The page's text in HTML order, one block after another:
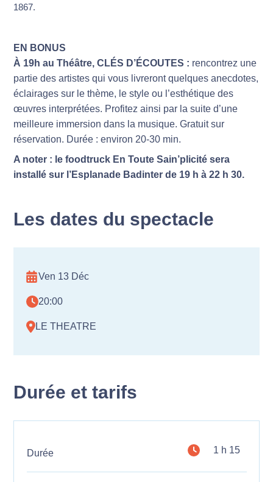
1867.
EN BONUS
À 19h au Théâtre, CLÉS D’ÉCOUTES : rencontrez une
partie des artistes qui vous livreront quelques anecdotes,
éclairages sur le thème, le style ou l’esthétique des
œuvres interprétées. Profitez ainsi par la suite d’une
meilleure immersion dans la musique. Gratuit sur
réservation. Durée : environ 20-30 min.
A noter : le foodtruck En Toute Sain’plicité sera
installé sur l’Esplanade Badinter de 19 h à 22 h 30.
Les dates du spectacle
Ven 13 Déc
20:00
LE THEATRE
Durée et tarifs
Durée 1 h 15